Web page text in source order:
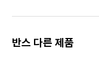
반스 다른 제품